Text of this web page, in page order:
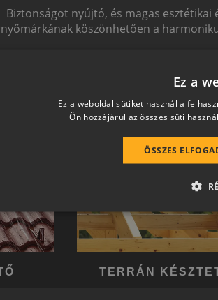
Biztonságot nyújtó, és magas
köszönhetően a
TERRÁN
Ez a
Ez a weboldal sütiket használ a
Ön hozzájárul az összes süti
ÖSSZES